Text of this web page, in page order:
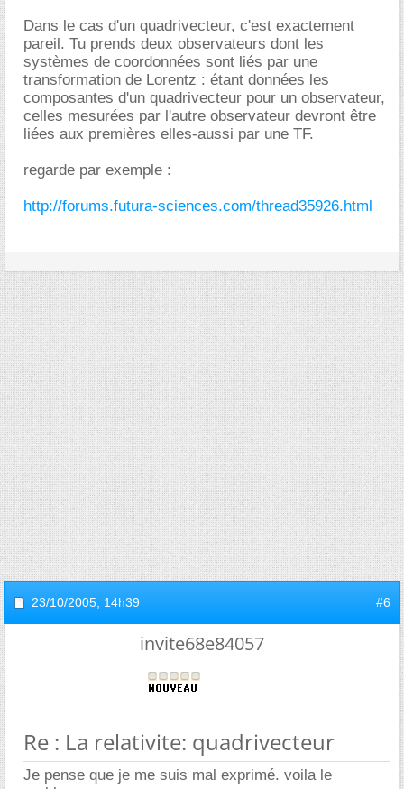
Dans le cas d'un quadrivecteur, c'est exactement
pareil. Tu prends deux observateurs dont les
systèmes de coordonnées sont liés par une
transformation de Lorentz : étant données les
composantes d'un quadrivecteur pour un observateur,
celles mesurées par l'autre observateur devront être
liées aux premières elles-aussi par une TF.
regarde par exemple :
http://forums.futura-sciences.com/thread35926.html
23/10/2005, 14h39 #6
invite68e84057
Re : La relativite: quadrivecteur
Je pense que je me suis mal exprimé. voila le